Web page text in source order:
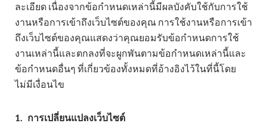
ละเอียด เนื่องจากข้อกำหนดเหล่านี้มีผลบังคับใช้กับการใช้
งานหรือการเข้าถึงเว็บไซต์ของคุณ การใช้งานหรือการเข้า
ถึงเว็บไซต์ของคุณแสดงว่าคุณยอมรับข้อกำหนดการใช้
งานเหล่านี้และตกลงที่จะผูกพันตามข้อกำหนดเหล่านี้และ
ข้อกำหนดอื่นๆ ที่เกี่ยวข้องทั้งหมดที่อ้างอิงไว้ในที่นี้โดย
ไม่มีเงื่อนไข
1. การเปลี่ยนแปลงเว็บไซต์